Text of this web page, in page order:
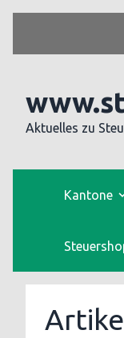
Aktuelles zu
Kantone